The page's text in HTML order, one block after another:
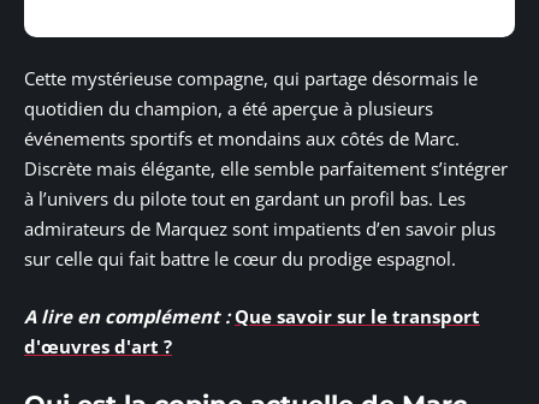
Cette mystérieuse compagne, qui partage désormais le
quotidien du champion, a été aperçue à plusieurs
événements sportifs et mondains aux côtés de Marc.
Discrète mais élégante, elle semble parfaitement s’intégrer
à l’univers du pilote tout en gardant un profil bas. Les
admirateurs de Marquez sont impatients d’en savoir plus
sur celle qui fait battre le cœur du prodige espagnol.
A lire en complément : Que savoir sur le transport
d'œuvres d'art ?